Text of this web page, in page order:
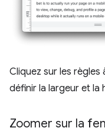
Cliquez sur les
définir la largeur et la
Zoomer sur la